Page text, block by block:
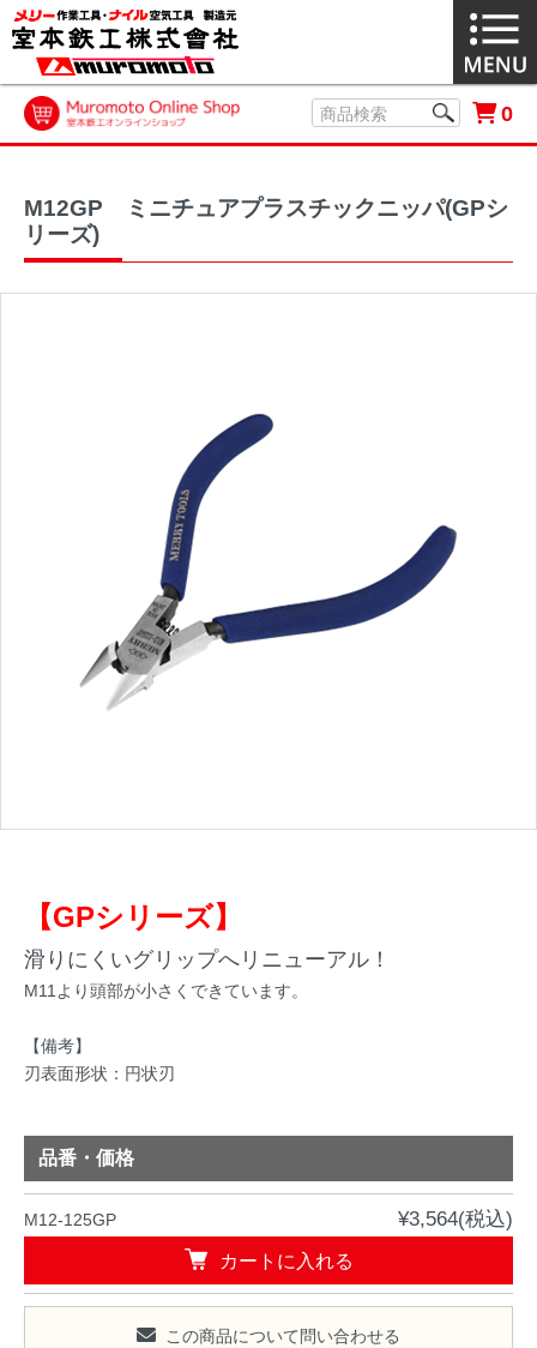
0
M12GP ミニチュアプラスチックニッパ(GPシ
リーズ)
【GPシリーズ】
滑りにくいグリップへリニューアル！
M11より頭部が小さくできています。
【備考】
刃表面形状：円状刃
品番・価格
M12-125GP ¥3,564(税込)
カートに入れる
この商品について問い合わせる